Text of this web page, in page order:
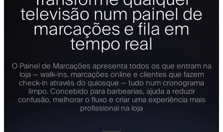
televisão num painel de
marcações e fila em
tempo real
O Painel de Marcações apresenta todos os que entram na
loja — walk-ins, marcações online e clientes que fazem
check-in através do quiosque — tudo num cronograma
limpo. Concebido para barbearias, ajuda a reduzir
confusão, melhorar o fluxo e criar uma experiência mais
profissional na loja